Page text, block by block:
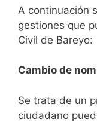
A continuación
gestiones que
Civil de Bareyo:
Cambio de
Se trata de un
ciudadano